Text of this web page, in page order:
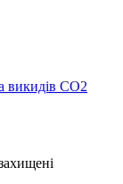
викидів СО2